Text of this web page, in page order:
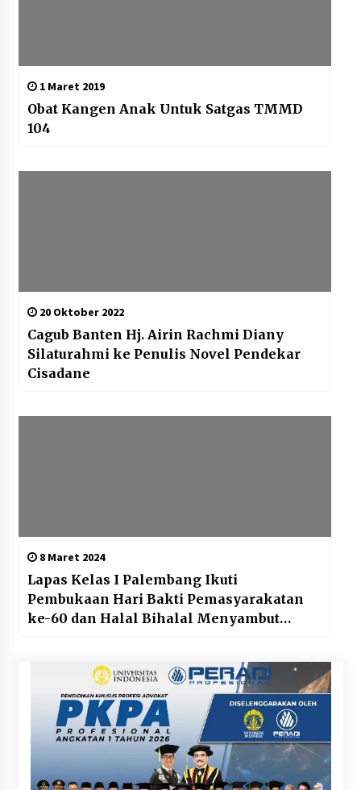
1 Maret 2019
Obat Kangen Anak Untuk Satgas TMMD
104
20 Oktober 2022
Cagub Banten Hj. Airin Rachmi Diany
Silaturahmi ke Penulis Novel Pendekar
Cisadane
8 Maret 2024
Lapas Kelas I Palembang Ikuti
Pembukaan Hari Bakti Pemasyarakatan
ke-60 dan Halal Bihalal Menyambut